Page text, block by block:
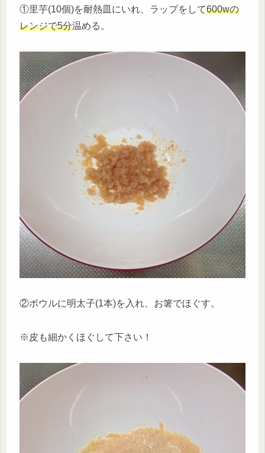
①里芋(10個)を耐熱皿にいれ、ラップをして600wの
レンジで5分温める。
②ボウルに明太子(1本)を入れ、お箸でほぐす。
※皮も細かくほぐして下さい！